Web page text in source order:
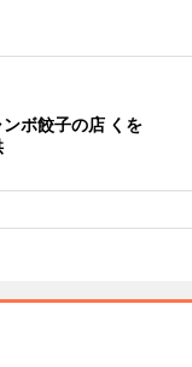
ボ餃子の店 くを